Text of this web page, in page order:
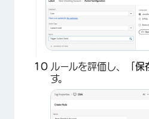
ルールを評価し、 「保
す。